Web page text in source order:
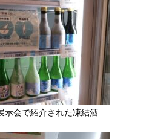
示会で紹介された凍結酒